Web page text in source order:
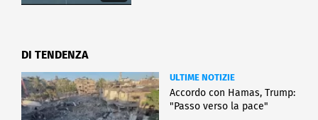
DI TENDENZA
ULTIME NOTIZIE
Accordo con Hamas, Trump:
"Passo verso la pace"